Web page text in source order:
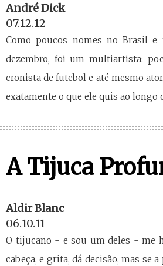
André Dick
07.12.12
Como poucos nomes no Brasil
dezembro, foi um multiartista:
cronista de futebol e até mesmo
exatamente o que ele quis ao longo
A Tijuca
Aldir Blanc
06.10.11
O tijucano - e sou um deles - me
cabeça, e grita, dá decisão, mas se